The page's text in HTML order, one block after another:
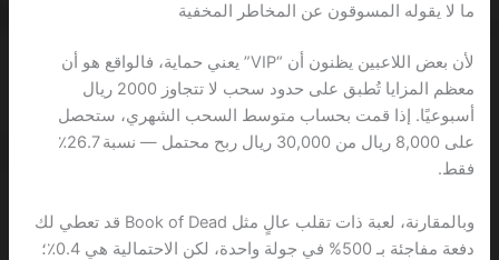
ما لا يقوله المسوقون عن المخاطر المخفية
لأن بعض اللاعبين يظنون أن “VIP” يعني حماية، فالواقع هو أن
معظم المزايا تُطبق على حدود سحب لا تتجاوز 2000 ريال
أسبوعيًا. إذا قمت بحساب متوسط السحب الشهري، ستحصل
على 8,000 ريال من 30,000 ريال ربح محتمل — نسبة 26.7٪
فقط.
وبالمقارنة، لعبة ذات تقلب عالٍ مثل Book of Dead قد تعطي لك
دفعة مفاجئة بـ 500% في جولة واحدة، لكن الاحتمالية هي 0.4٪؛